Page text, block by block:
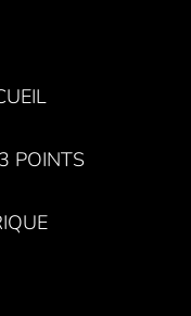
POINTS